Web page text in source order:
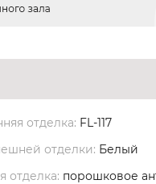
отделка: FL-117
отделки: Белый
отделка: порошковое